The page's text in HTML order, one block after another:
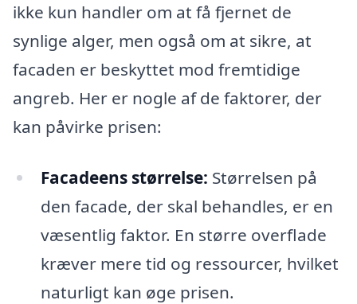
ikke kun handler om at få fjernet de
synlige alger, men også om at sikre, at
facaden er beskyttet mod fremtidige
angreb. Her er nogle af de faktorer, der
kan påvirke prisen:
Facadeens størrelse: Størrelsen på
den facade, der skal behandles, er en
væsentlig faktor. En større overflade
kræver mere tid og ressourcer, hvilket
naturligt kan øge prisen.